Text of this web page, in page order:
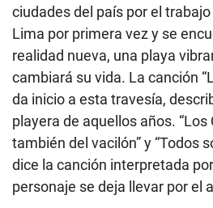
ciudades del país por el
Lima por primera vez y se
realidad nueva, una playa
cambiará su vida. La canción
da inicio a esta travesía,
playera de aquellos años. “Los
también del vacilón” y “Todos
dice la canción interpretada
personaje se deja llevar por el